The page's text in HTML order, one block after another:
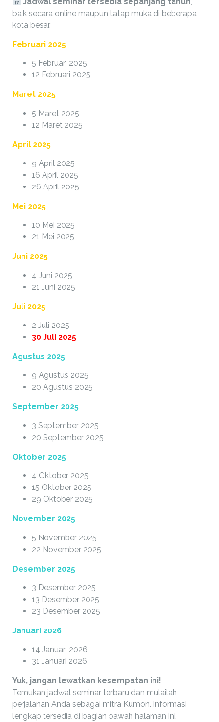
Jadwal seminar tersedia sepanjang tahun,
baik secara online maupun tatap muka di beberapa
kota besar.
Februari 2025
5 Februari 2025
12 Februari 2025
Maret 2025
5 Maret 2025
12 Maret 2025
April 2025
9 April 2025
16 April 2025
26 April 2025
Mei 2025
10 Mei 2025
21 Mei 2025
Juni 2025
4 Juni 2025
21 Juni 2025
Juli 2025
2 Juli 2025
30 Juli 2025
Agustus 2025
9 Agustus 2025
20 Agustus 2025
September 2025
3 September 2025
20 September 2025
Oktober 2025
4 Oktober 2025
15 Oktober 2025
29 Oktober 2025
November 2025
5 November 2025
22 November 2025
Desember 2025
3 Desember 2025
13 Desember 2025
23 Desember 2025
Januari 2026
14 Januari 2026
31 Januari 2026
Yuk, jangan lewatkan kesempatan ini!
Temukan jadwal seminar terbaru dan mulailah
perjalanan Anda sebagai mitra Kumon. Informasi
lengkap tersedia di bagian bawah halaman ini.